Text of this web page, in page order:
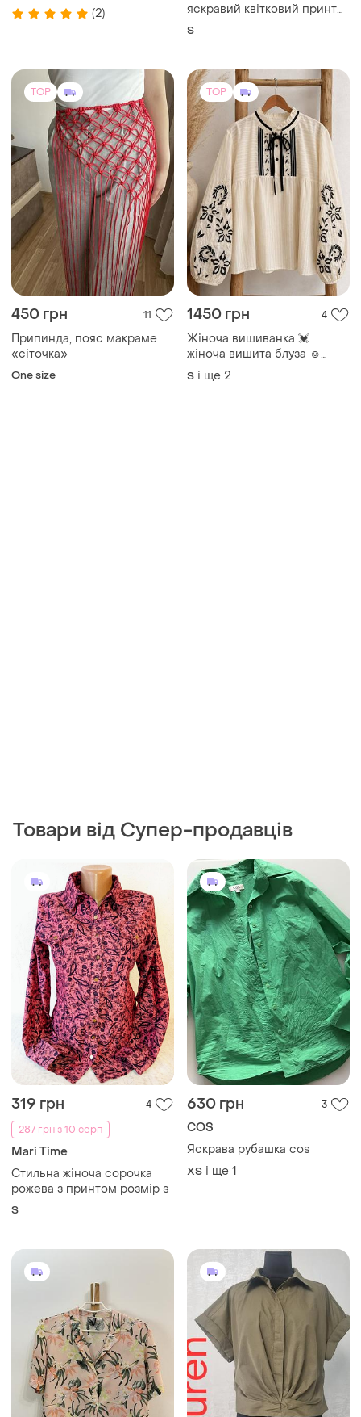
(2)
яскравий квітковий принт
розмір s
S
TOP
450 грн 11
Припинда, пояс макраме
«сіточка»
One size
TOP
1450 грн 4
Жіноча вишиванка 💓
жіноча вишита блуза ☺️
жіноча бежева вишиванка
S і ще 2
Товари від Супер-продавців
319 грн
4
287 грн з 10 серп
Mari Time
Стильна жіноча сорочка
рожева з принтом розмір s
S
630 грн 3
COS
Яскрава рубашка cos
ХS і ще 1